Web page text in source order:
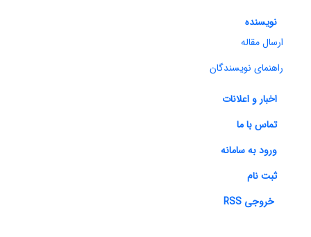
نویسنده
ارسال مقاله
راهنمای نویسندگان
اخبار و اعلانات
تماس با ما
ورود به سامانه
ثبت نام
خروجی RSS